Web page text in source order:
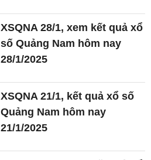
XSQNA 28/1, xem kết quả xổ
số Quảng Nam hôm nay
28/1/2025
XSQNA 21/1, kết quả xổ số
Quảng Nam hôm nay
21/1/2025